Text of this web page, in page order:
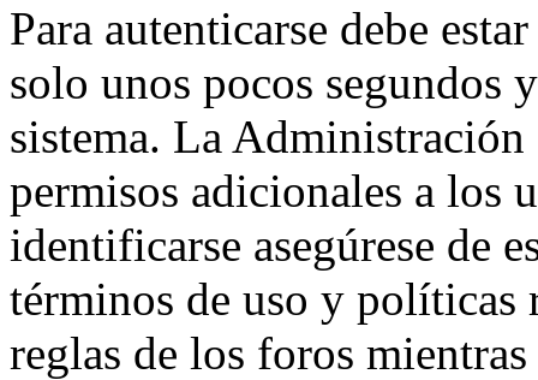
Para autenticarse debe
solo unos pocos segundos
sistema. La
permisos adicionales a los
identificarse asegúrese de
términos de uso y políticas
reglas de los foros